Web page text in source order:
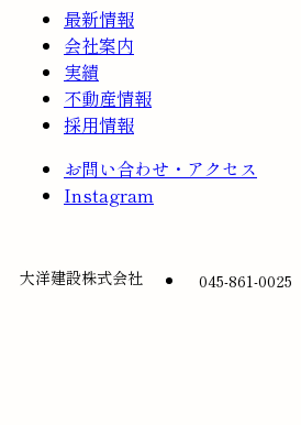
最新情報
会社案内
実績
不動産情報
採用情報
お問い合わせ・アクセス
Instagram
大洋建設株式会社 045-861-0025